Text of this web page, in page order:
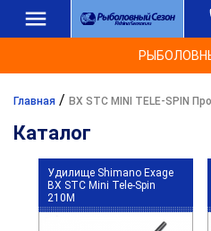
Главная / BX STC MINI TELE-SPIN
Каталог
Удилище Shimano Exage
BX STC Mini Tele-Spin
210M